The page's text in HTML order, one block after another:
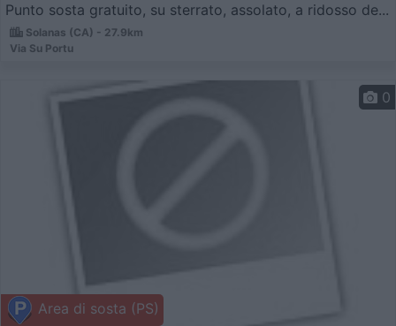
Punto sosta gratuito, su sterrato, assolato, a ridosso de...
Solanas (CA) - 27.9km
Via Su Portu
Area di sosta (PS)
0